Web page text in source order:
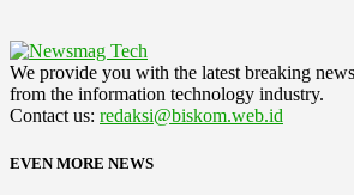
We provide you with the latest breaking
from the information technology industry.
Contact us: redaksi@biskom.web.id
EVEN MORE NEWS